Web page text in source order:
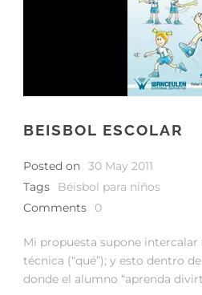
BEISBOL ESCOLAR
Posted on 30 May 2011
Tags
Béisbol para niños
Comments
0
Mi propuesta supone intercalar
técnica (“qué”); y esto dentro
donde el alumno “aprenda